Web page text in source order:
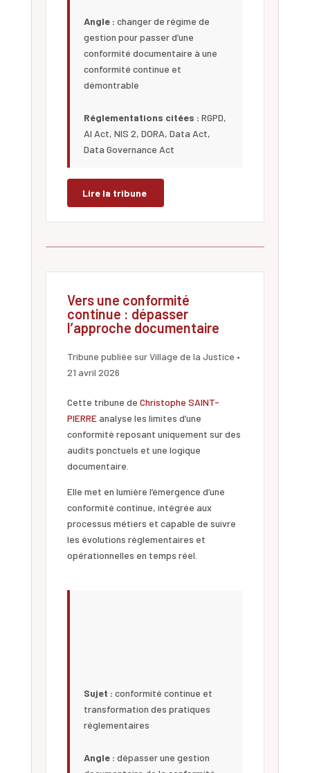
Angle : changer de régime de
gestion pour passer d’une
conformité documentaire à une
conformité continue et
démontrable
Réglementations citées : RGPD,
AI Act, NIS 2, DORA, Data Act,
Data Governance Act
Lire la tribune
Vers une conformité
continue : dépasser
l’approche documentaire
Tribune publiée sur Village de la Justice •
21 avril 2026
Cette tribune de Christophe SAINT-
PIERREanalyse les limites d’une
conformité reposant uniquement sur des
audits ponctuels et une logique
documentaire.
Elle met en lumière l’émergence d’une
conformité continue, intégrée aux
processus métiers et capable de suivre
les évolutions réglementaires et
opérationnelles en temps réel.
Sujet : conformité continue et
transformation des pratiques
réglementaires
Angle : dépasser une gestion